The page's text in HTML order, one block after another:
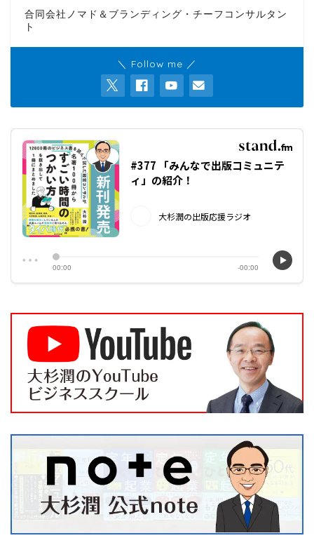
合同会社ノマド＆ブランディング・チーフコンサルタン
ト
＼ Follow me ／